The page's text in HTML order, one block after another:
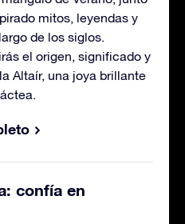
mitos, leyendas y
de los siglos.
el origen, significado y
Altaír, una joya brillante
confía en